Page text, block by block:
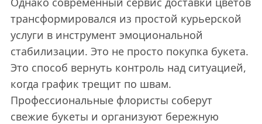
трансформировался из простой курьерской
услуги в инструмент эмоциональной
стабилизации. Это не просто покупка букета.
Это способ вернуть контроль над ситуацией,
когда график трещит по швам.
Профессиональные флористы соберут
свежие букеты и организуют бережную